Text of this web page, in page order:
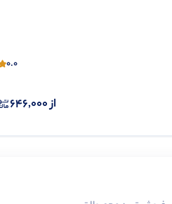
0.0
از646,000